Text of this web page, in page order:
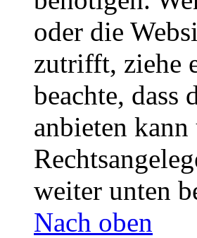
oder die
zutrifft, ziehe
beachte, dass
anbieten
weiter unten
Nach oben